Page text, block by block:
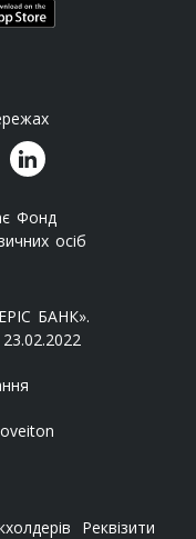
Фонд
осіб
БАНК».
Реквізити